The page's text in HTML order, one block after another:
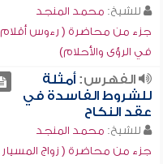
للشيخ: محمد المنجد
جزء من محاضرة ( رءوس أقلام
في الرؤى والأحلام)
الفهرس:أمثلة
للشروط الفاسدة في
عقد النكاح
للشيخ: محمد المنجد
جزء من محاضرة ( زواج المسيار